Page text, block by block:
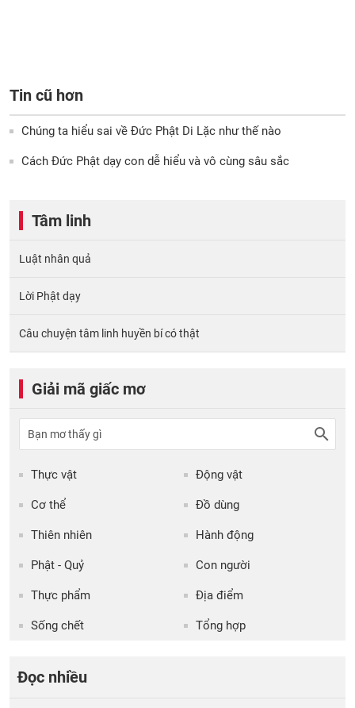
Tin cũ hơn
Chúng ta hiểu sai về Đức Phật Di Lặc như thế nào
Cách Đức Phật dạy con dễ hiểu và vô cùng sâu sắc
Tâm linh
Luật nhân quả
Lời Phật dạy
Câu chuyện tâm linh huyền bí có thật
Giải mã giấc mơ
Thực vật Động vật
Cơ thể Đồ dùng
Thiên nhiên Hành động
Phật - Quỷ Con người
Thực phẩm Địa điểm
Sống chết Tổng hợp
Đọc nhiều